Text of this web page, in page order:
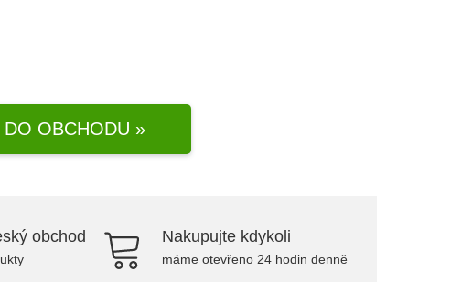
DO OBCHODU »
obchod Nakupujte kdykoli
máme otevřeno 24 hodin denně